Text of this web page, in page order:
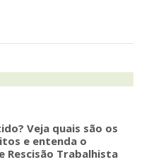
Veja quais são os
e entenda o
Rescisão Trabalhista